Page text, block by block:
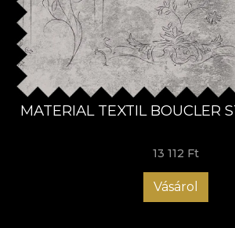
MATERIAL TEXTIL BOUCLER
13 112 Ft
Vásárol